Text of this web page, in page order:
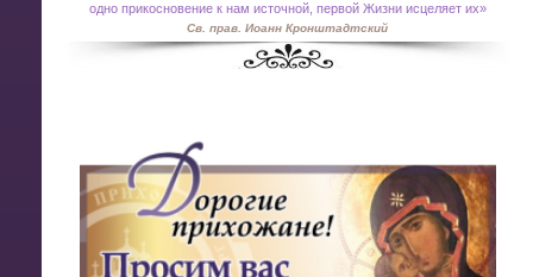
одно прикосновение к нам источной, первой Жизни исцеляет их»
Св. прав. Иоанн Кронштадтский